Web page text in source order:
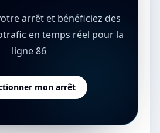
arrêt et bénéficiez des
en temps réel pour la
ligne 86
mon arrêt